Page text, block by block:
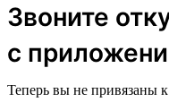
Звоните
с
Теперь вы не привязаны